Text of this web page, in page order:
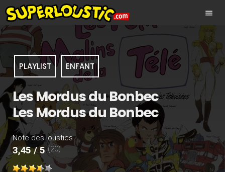
menu
PLAYLIST ENFANT
Les Mordus du Bonbec
Les Mordus du Bonbec
Note des loustics
3,45 / 5 (20)